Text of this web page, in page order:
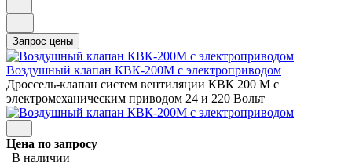
Воздушный клапан КВК-200М с электроприводом
Дроссель-клапан систем вентиляции КВК 200 М с
электромеханическим приводом 24 и 220 Вольт
Цена по запросу
В наличии